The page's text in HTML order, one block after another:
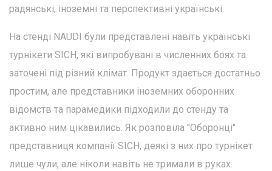
радянські, іноземні та перспективні українські.
На стенді NAUDI були представлені навіть українські
турнікети SICH, які випробувані в численних боях та
заточені під різний клімат. Продукт здається достатньо
простим, але представники іноземних оборонних
відомств та парамедики підходили до стенду та
активно ним цікавились. Як розповіла "Оборонці"
представниця компанії SICH, деякі з них про турнікет
лише чули, але ніколи навіть не тримали в руках.